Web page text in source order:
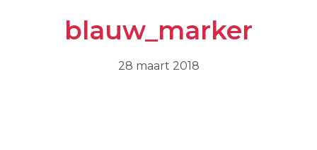
inhoudblauw_marker
28 maart 2018